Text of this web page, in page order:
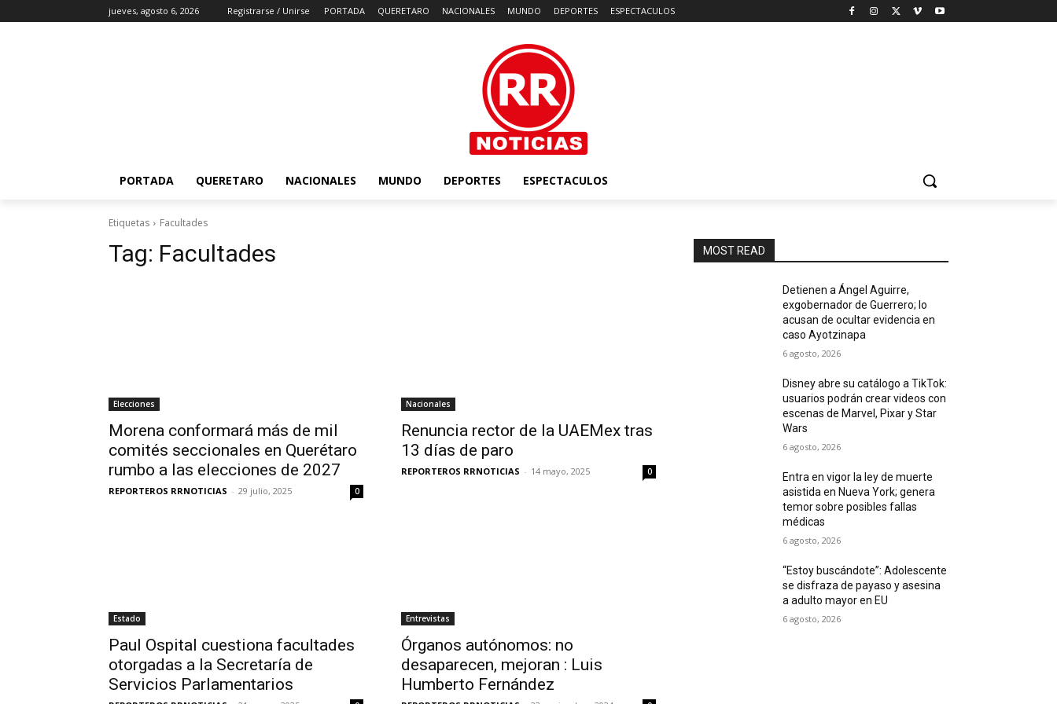
jueves, agosto 6, 2026 Registrarse / Unirse PORTADA QUERETARO NACIONALES MUNDO DEPORTES ESPECTACULOS
PORTADA QUERETARO NACIONALES MUNDO DEPORTES ESPECTACULOS
Etiquetas Facultades
Tag: Facultades
Elecciones
Morena conformará más de mil
comités seccionales en Querétaro
rumbo a las elecciones de 2027
REPORTEROS RRNOTICIAS - 29 julio, 2025 0
Nacionales
Renuncia rector de la UAEMex tras
13 días de paro
REPORTEROS RRNOTICIAS - 14 mayo, 2025 0
Estado
Paul Ospital cuestiona facultades
otorgadas a la Secretaría de
Servicios Parlamentarios
Entrevistas
Órganos autónomos: no
desaparecen, mejoran : Luis
Humberto Fernández
MOST READ
Detienen a Ángel Aguirre,
exgobernador de Guerrero; lo
acusan de ocultar evidencia en
caso Ayotzinapa
6 agosto, 2026
Disney abre su catálogo a TikTok:
usuarios podrán crear videos con
escenas de Marvel, Pixar y Star
Wars
6 agosto, 2026
Entra en vigor la ley de muerte
asistida en Nueva York; genera
temor sobre posibles fallas
médicas
6 agosto, 2026
“Estoy buscándote”: Adolescente
se disfraza de payaso y asesina
a adulto mayor en EU
6 agosto, 2026